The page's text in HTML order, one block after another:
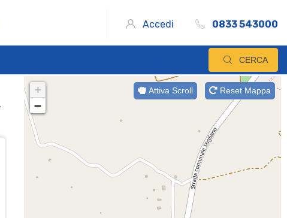
Accedi 0833 543000
CERCA
Attiva Scroll Reset Mappa
+
−